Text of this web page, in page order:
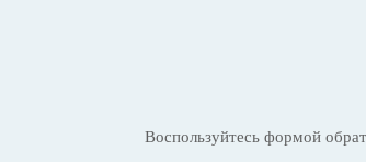
Воспользуйтесь формой